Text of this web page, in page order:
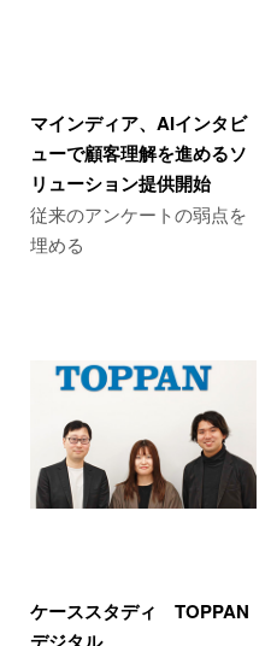
マインディア、AIインタビ
ューで顧客理解を進めるソ
リューション提供開始
従来のアンケートの弱点を
埋める
ケーススタディ TOPPAN